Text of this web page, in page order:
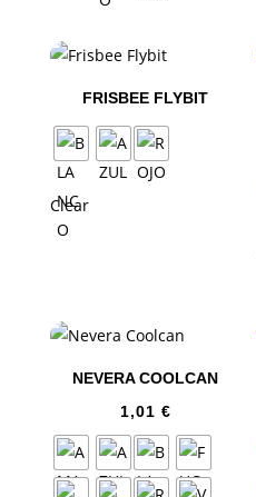
FRISBEE FLYBIT
Clear
NEVERA COOLCAN
1,01 €